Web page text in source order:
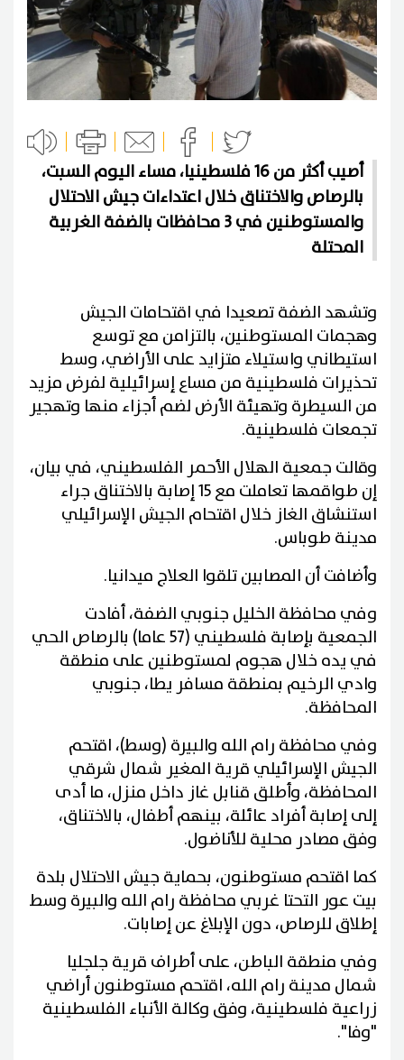
أصيب أكثر من 16 فلسطينيا، مساء اليوم السبت،
بالرصاص والاختناق خلال اعتداءات جيش الاحتلال
والمستوطنين في 3 محافظات بالضفة الغربية
المحتلة
وتشهد الضفة تصعيدا في اقتحامات الجيش
وهجمات المستوطنين، بالتزامن مع توسع
استيطاني واستيلاء متزايد على الأراضي، وسط
تحذيرات فلسطينية من مساع إسرائيلية لفرض مزيد
من السيطرة وتهيئة الأرض لضم أجزاء منها وتهجير
تجمعات فلسطينية.
وقالت جمعية الهلال الأحمر الفلسطيني، في بيان،
إن طواقمها تعاملت مع 15 إصابة بالاختناق جراء
استنشاق الغاز خلال اقتحام الجيش الإسرائيلي
مدينة طوباس.
وأضافت أن المصابين تلقوا العلاج ميدانيا.
وفي محافظة الخليل جنوبي الضفة، أفادت
الجمعية بإصابة فلسطيني (57 عاما) بالرصاص الحي
في يده خلال هجوم لمستوطنين على منطقة
وادي الرخيم بمنطقة مسافر يطا، جنوبي
المحافظة.
وفي محافظة رام الله والبيرة (وسط)، اقتحم
الجيش الإسرائيلي قرية المغير شمال شرقي
المحافظة، وأطلق قنابل غاز داخل منزل، ما أدى
إلى إصابة أفراد عائلة، بينهم أطفال، بالاختناق،
وفق مصادر محلية للأناضول.
كما اقتحم مستوطنون، بحماية جيش الاحتلال بلدة
بيت عور التحتا غربي محافظة رام الله والبيرة وسط
إطلاق للرصاص، دون الإبلاغ عن إصابات.
وفي منطقة الباطن، على أطراف قرية جلجليا
شمال مدينة رام الله، اقتحم مستوطنون أراضي
زراعية فلسطينية، وفق وكالة الأنباء الفلسطينية
"وفا".